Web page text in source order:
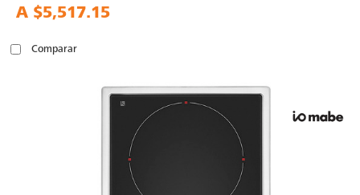
A $5,517.15
Comparar